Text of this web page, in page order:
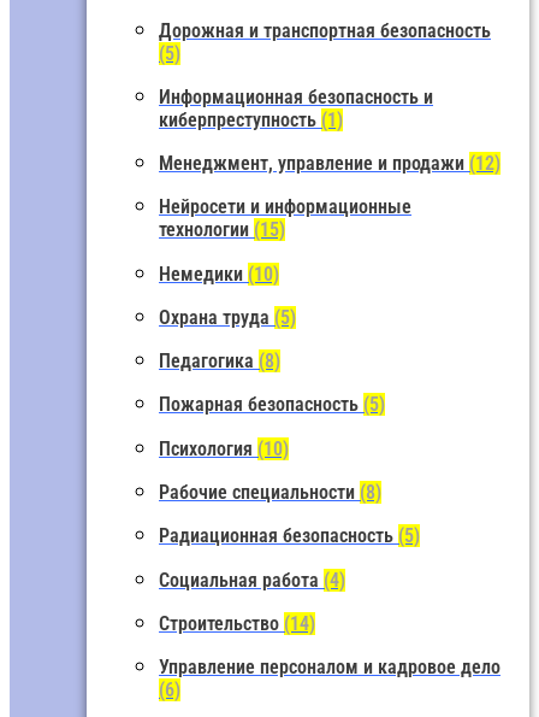
Дорожная и транспортная безопасность
(5)
Информационная безопасность и
киберпреступность (1)
Менеджмент, управление и продажи (12)
Нейросети и информационные
технологии (15)
Немедики (10)
Охрана труда (5)
Педагогика (8)
Пожарная безопасность (5)
Психология (10)
Рабочие специальности (8)
Радиационная безопасность (5)
Социальная работа (4)
Строительство (14)
Управление персоналом и кадровое дело
(6)